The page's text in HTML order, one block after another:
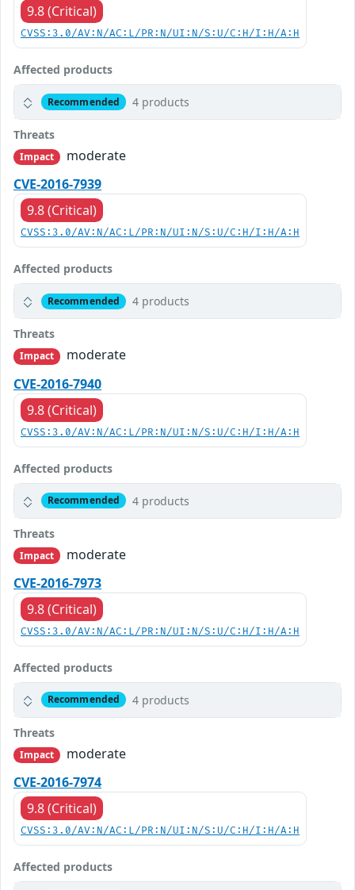
9.8 (Critical)
CVSS:3.0/AV:N/AC:L/PR:N/UI:N/S:U/C:H/I:H/A:H
Affected products
Recommended 4 products
Threats
Impact
moderate
CVE-2016-7939
9.8 (Critical)
CVSS:3.0/AV:N/AC:L/PR:N/UI:N/S:U/C:H/I:H/A:H
Affected products
Recommended 4 products
Threats
Impact
moderate
CVE-2016-7940
9.8 (Critical)
CVSS:3.0/AV:N/AC:L/PR:N/UI:N/S:U/C:H/I:H/A:H
Affected products
Recommended 4 products
Threats
Impact
moderate
CVE-2016-7973
9.8 (Critical)
CVSS:3.0/AV:N/AC:L/PR:N/UI:N/S:U/C:H/I:H/A:H
Affected products
Recommended 4 products
Threats
Impact
moderate
CVE-2016-7974
9.8 (Critical)
CVSS:3.0/AV:N/AC:L/PR:N/UI:N/S:U/C:H/I:H/A:H
Affected products